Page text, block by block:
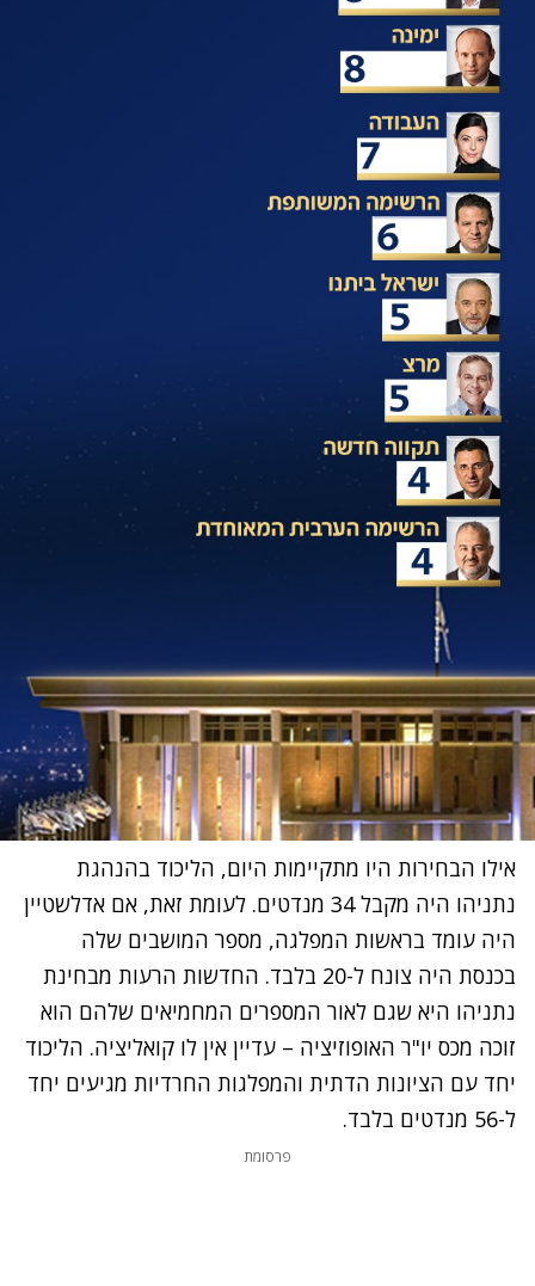
אילו הבחירות היו מתקיימות היום, הליכוד בהנהגת
נתניהו היה מקבל 34 מנדטים. לעומת זאת, אם אדלשטיין
היה עומד בראשות המפלגה, מספר המושבים שלה
בכנסת היה צונח ל-20 בלבד. החדשות הרעות מבחינת
נתניהו היא שגם לאור המספרים המחמיאים שלהם הוא
זוכה מכס יו"ר האופוזיציה – עדיין אין לו קואליציה. הליכוד
יחד עם הציונות הדתית והמפלגות החרדיות מגיעים יחד
ל-56 מנדטים בלבד.
פרסומת